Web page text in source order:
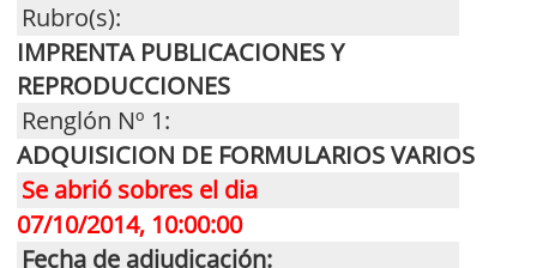
Rubro(s):
IMPRENTA PUBLICACIONES Y
REPRODUCCIONES
Renglón Nº 1:
ADQUISICION DE FORMULARIOS VARIOS
Se abrió sobres el dia
07/10/2014, 10:00:00
Fecha de adjudicación: